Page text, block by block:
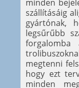
minden
szállításáig
gyártónak,
legsűrűbb
forgalomba
megtenni
hogy ezt
minden